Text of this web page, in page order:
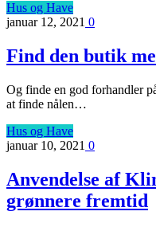
Hus og Have
januar 12, 2021 0
Find den butik
Og finde en god forhandler
at finde nålen…
Hus og Have
januar 10, 2021 0
Anvendelse af
grønnere fremtid